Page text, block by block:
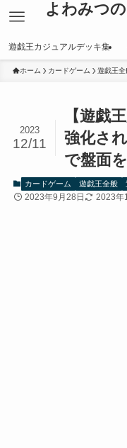
よわみつ
遊戯王カジュアルデッキ集
ホーム カードゲーム 遊戯王全
【遊戯
強化さ
で盤面
2023
12/11
カードゲーム 遊戯王全般
2023年9月28日 2023年